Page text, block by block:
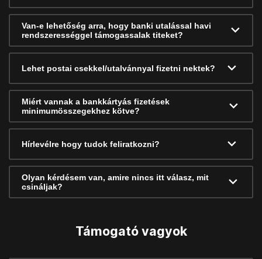
Van-e lehetőség arra, hogy banki utalással havi
rendszerességgel támogassalak titeket?
Lehet postai csekkel/utalvánnyal fizetni nektek?
Miért vannak a bankkártyás fizetések
minimumösszegekhez kötve?
Hírlevélre hogy tudok feliratkozni?
Olyan kérdésem van, amire nincs itt válasz, mit
csináljak?
Támogató vagyok